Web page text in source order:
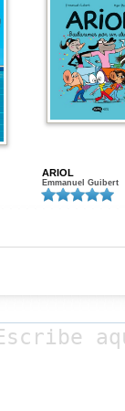
ARIOL
Emmanuel Guibert